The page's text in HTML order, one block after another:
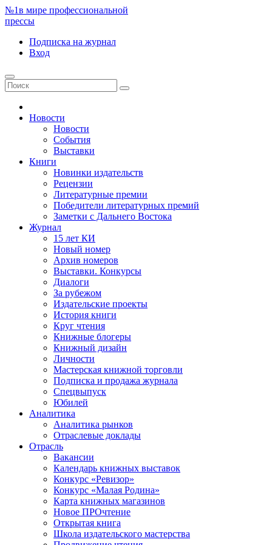
№1в мире профессиональной
прессы
Подписка на журнал
Вход
Новости
Новости
События
Выставки
Книги
Новинки издательств
Рецензии
Литературные премии
Победители литературных премий
Заметки с Дальнего Востока
Журнал
15 лет КИ
Новый номер
Архив номеров
Выставки. Конкурсы
Диалоги
За рубежом
Издательские проекты
История книги
Круг чтения
Книжные блогеры
Книжный дизайн
Личности
Мастерская книжной торговли
Подписка и продажа журнала
Спецвыпуск
Юбилей
Аналитика
Аналитика рынков
Отраслевые доклады
Отрасль
Вакансии
Календарь книжных выставок
Конкурс «Ревизор»
Конкурс «Малая Родина»
Карта книжных магазинов
Новое ПРОчтение
Открытая книга
Школа издательского мастерства